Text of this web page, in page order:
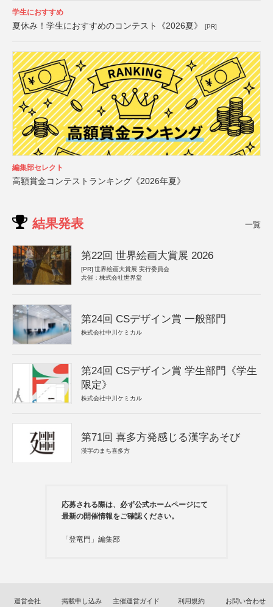
学生におすすめ
夏休み！学生におすすめのコンテスト《2026夏》 [PR]
編集部セレクト
高額賞金コンテストランキング《2026年夏》
結果発表 一覧
第22回 世界絵画大賞展 2026
[PR] 世界絵画大賞展 実行委員会
共催：株式会社世界堂
第24回 CSデザイン賞 一般部門
株式会社中川ケミカル
第24回 CSデザイン賞 学生部門《学生
限定》
株式会社中川ケミカル
第71回 喜多方発感じる漢字あそび
漢字のまち喜多方
応募される際は、必ず公式ホームページにて
最新の開催情報をご確認ください。
「登竜門」編集部
運営会社 掲載申し込み 主催運営ガイド 利用規約 お問い合わせ